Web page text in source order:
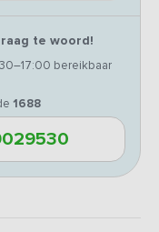
te woord!
bereikbaar
1688